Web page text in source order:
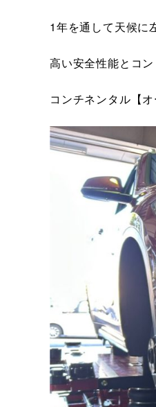
1年を通して天候に
高い安全性能とコ
コンチネンタル【